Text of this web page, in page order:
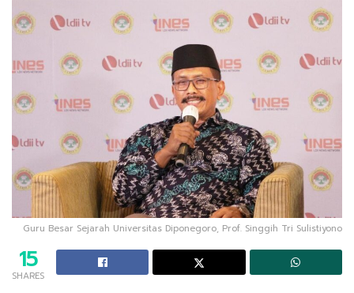
Guru Besar Sejarah Universitas Diponegoro, Prof. Singgih Tri Sulistiyono
15
SHARES